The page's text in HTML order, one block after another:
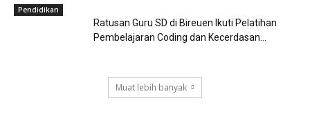
Pendidikan
Ratusan Guru SD di Bireuen Ikuti Pelatihan
Pembelajaran Coding dan Kecerdasan...
Muat lebih banyak